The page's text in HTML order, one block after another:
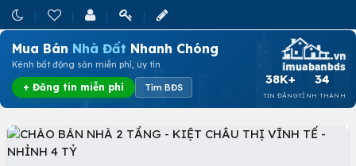
Mua Bán Nhà Đất Nhanh Chóng
Kênh bất động sản miễn phí, uy tín
+ Đăng tin miễn phí Tìm BĐS
38K+
TIN ĐĂNG
34
TỈNH THÀNH